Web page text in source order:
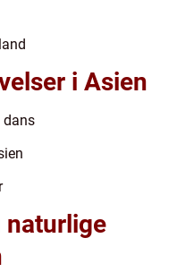
i Asien
dans